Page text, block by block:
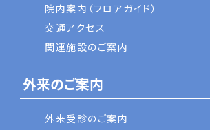
院内案内（フロアガイド）
交通アクセス
関連施設のご案内
外来のご案内
外来受診のご案内